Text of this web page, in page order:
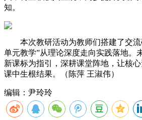
知。
本次教研活动为教师们搭建了交流
单元教学”从理论深度走向实践落地。
新课标为指引，深耕课堂阵地，让核
课中生根结果。（陈萍 王淑伟）
编辑：尹玲玲